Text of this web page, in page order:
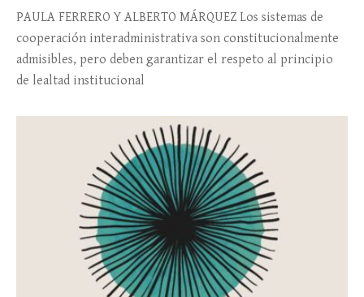
PAULA FERRERO Y ALBERTO MÁRQUEZ Los sistemas de
cooperación interadministrativa son constitucionalmente
admisibles, pero deben garantizar el respeto al principio
de lealtad institucional